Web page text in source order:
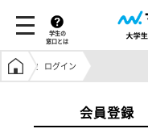
学生の
窓口とは
学生の窓口トップ
ログイン
会員登録